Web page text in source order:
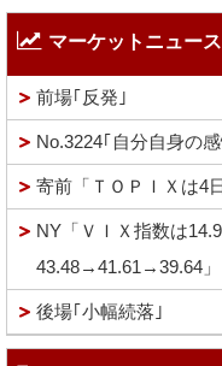
マーケットニュース
前場｢反発｣
No.3224｢自分自身の
寄前「ＴＯＰＩＸは4
NY「ＶＩＸ指数は
43.48→41.61→39.64」
後場｢小幅続落｣